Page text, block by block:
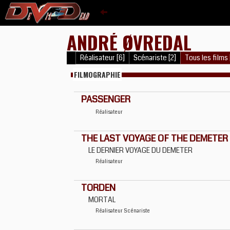
ANDRÉ ØVREDAL
Réalisateur [6] Scénariste [2] Tous les films
FILMOGRAPHIE
PASSENGER
Réalisateur
THE LAST VOYAGE OF THE DEMETER
LE DERNIER VOYAGE DU DEMETER
Réalisateur
TORDEN
MORTAL
Réalisateur Scénariste